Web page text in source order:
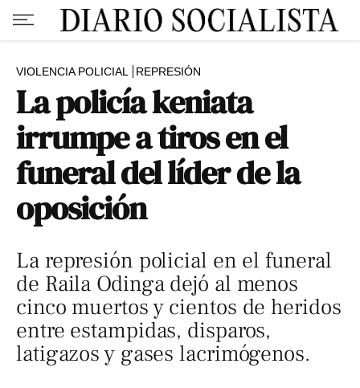
VIOLENCIA POLICIAL REPRESIÓN
La policía keniata
irrumpe a tiros en el
funeral del líder de la
oposición
La represión policial en el funeral
de Raila Odinga dejó al menos
cinco muertos y cientos de heridos
entre estampidas, disparos,
latigazos y gases lacrimógenos.